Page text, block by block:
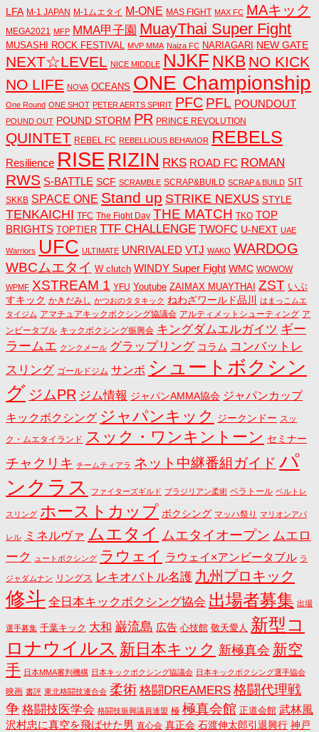
LFA M-1 JAPAN M-1ムエタイ M-ONE MAS FIGHT MAX FC MAキック
MEGA2021 MFP MMA甲子園 MuayThai Super Fight
MUSASHI ROCK FESTIVAL MVP MMA Naiza FC NARIAGARI NEW GATE
NEXT☆LEVEL NICE MIDDLE NJKF NKB NO KICK
NO LIFE NOVA OCEANS ONE Championship
One Round ONE SHOT PETER AERTS SPIRIT PFC PFL POUNDOUT
POUND OUT POUND STORM PR PRINCE REVOLUTION
QUINTET REBEL FC REBELLIOUS BEHAVIOR REBELS
Resilience RISE RIZIN RKS ROAD FC ROMAN
RWS S-BATTLE SCF SCRAMBLE SCRAP&BUILD SCRAP＆BUILD SIT
SKKB SPACE ONE Stand up STRIKE NEXUS STYLE
TENKAICHI TFC The Fight Day THE MATCH TKO TOP
BRIGHTS TOPTIER TTF CHALLENGE TWOFC U-NEXT UAE
Warriors UFC ULTIMATE UNRIVALED VTJ WAKO WARDOG
WBCムエタイ W clutch WINDY Super Fight WMC WOWOW
WPMF XSTREAM 1 YFU Youtube ZAIMAX MUAYTHAI ZST いぶ
すキック かきだみし かつおのタタキック ねわざワールド品川
はまっこムエ
タイジム アマチュアキックボクシング協議会 アルティメットシューティング ア
ンビータブル キックボクシング振興会 キングダムエルガイツ ギー
ラームエ クンクメール グラップリング コラム コンバットレ
スリング ゴールドジム サンボ シュートボクシン
グ ジムPR ジム情報 ジャパンAMMA協会 ジャパンカップ
キックボクシング ジャパンキック ジークンドー スッ
ク・ムエタイランド スック・ワンキントーン セミナー
チャクリキ チームティアラ ネット中継番組ガイド パ
ンクラス
ファイターズギルド ブラジリアン柔術 ベラトール ベルトレ
スリング ホーストカップ ボクシング マッハ祭り マリオンアパ
レル ミネルヴァ ムエタイ ムエタイオープン ムエロ
ーク
ュートボクシング ラウェイ ラウェイ×アンビータブル ラ
ジャダムナン リングス レキオバトル名護 九州プロキック
修斗 全日本キックボクシング協会 出場者募集 出場
選手募集 千葉キック 大和 巌流島 広告 心技館 敬天愛人 新型コ
ロナウイルス 新日本キック 新極真会 新空
手 日本MMA審判機構 日本キックボクシング協議会 日本キックボクシング選手協会
映画 書評 東北格闘技連合会 柔術 格闘DREAMERS 格闘代理戦
争 格闘技医学会 格闘技振興議員連盟 極 極真会館 正道会館 武林風
沢村忠に真空を飛ばせた男 直心会 真正会 石渡伸太郎引退興行 神戸